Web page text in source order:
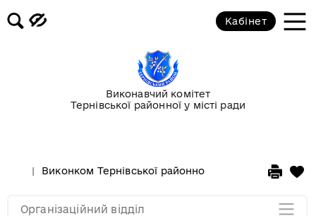
Виконавчий комітет
Тернівської районної у місті ради
Кабінет
Виконком Тернівської районної у місті ради
Організаційний відділ
Завідувач організаційного відділу
Основні завдання та функції
організаційного відділу
Мапа розділу